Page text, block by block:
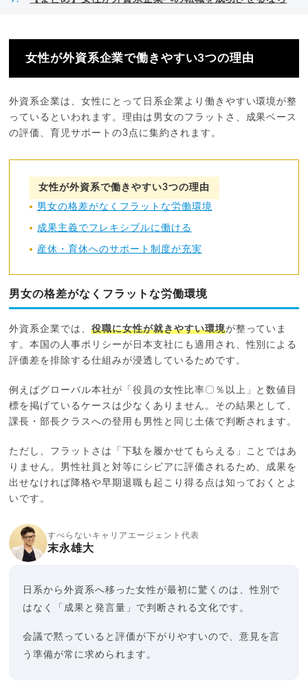
女性が外資系企業で働きやすい3つの理由
外資系企業は、女性にとって日系企業より働きやすい環境が整
っているといわれます。理由は男女のフラットさ、成果ベース
の評価、育児サポートの3点に集約されます。
女性が外資系で働きやすい3つの理由
男女の格差がなくフラットな労働環境
成果主義でフレキシブルに働ける
産休・育休へのサポート制度が充実
男女の格差がなくフラットな労働環境
外資系企業では、役職に女性が就きやすい環境が整っていま
す。本国の人事ポリシーが日本支社にも適用され、性別による
評価差を排除する仕組みが浸透しているためです。
例えばグローバル本社が「役員の女性比率〇％以上」と数値目
標を掲げているケースは少なくありません。その結果として、
課長・部長クラスへの登用も男性と同じ土俵で判断されます。
ただし、フラットさは「下駄を履かせてもらえる」ことではあ
りません。男性社員と対等にシビアに評価されるため、成果を
出せなければ降格や早期退職も起こり得る点は知っておくとよ
いです。
すべらないキャリアエージェント代表
末永雄大
日系から外資系へ移った女性が最初に驚くのは、性別で
はなく「成果と発言量」で判断される文化です。
会議で黙っていると評価が下がりやすいので、意見を言
う準備が常に求められます。